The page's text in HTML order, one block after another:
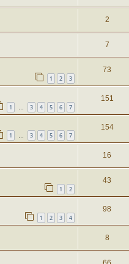
2
7
1 2 3
73
1 … 3 4 5 6 7
151
1 3 4 5 6 7
154
16
1 2
43
1 2 3 4
98
8